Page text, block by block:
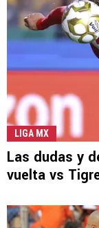
LIGA MX
Las dudas y
vuelta vs